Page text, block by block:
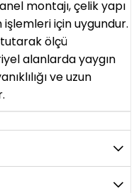
montajı, çelik yapı
için uygundur.
tutarak ölçü
alanlarda yaygın
ve uzun